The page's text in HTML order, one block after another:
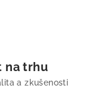
na trhu
a zkušenosti